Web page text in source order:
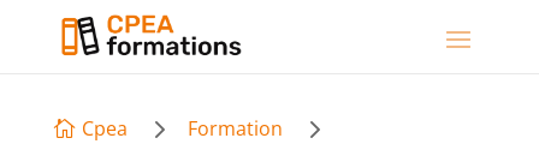
 Cpea 5 Formation 5